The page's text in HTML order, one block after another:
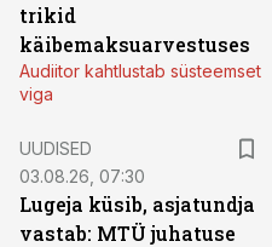
trikid
käibemaksuarvestuses
Audiitor kahtlustab süsteemset
viga
UUDISED
03.08.26, 07:30
Lugeja küsib, asjatundja
vastab: MTÜ juhatuse